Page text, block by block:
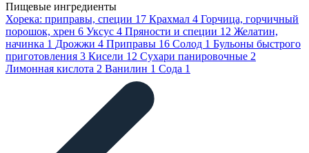
Пищевые ингредиенты
Хорека: приправы, специи 17 Крахмал 4 Горчица, горчичный
порошок, хрен 6 Уксус 4 Пряности и специи 12 Желатин,
начинка 1 Дрожжи 4 Приправы 16 Солод 1 Бульоны быстрого
приготовления 3 Кисели 12 Сухари панировочные 2
Лимонная кислота 2 Ванилин 1 Сода 1